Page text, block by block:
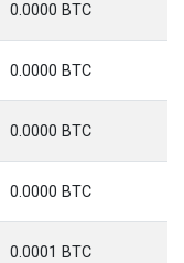
0.0000 BTC
0.0000 BTC
0.0000 BTC
0.0000 BTC
0.0001 BTC